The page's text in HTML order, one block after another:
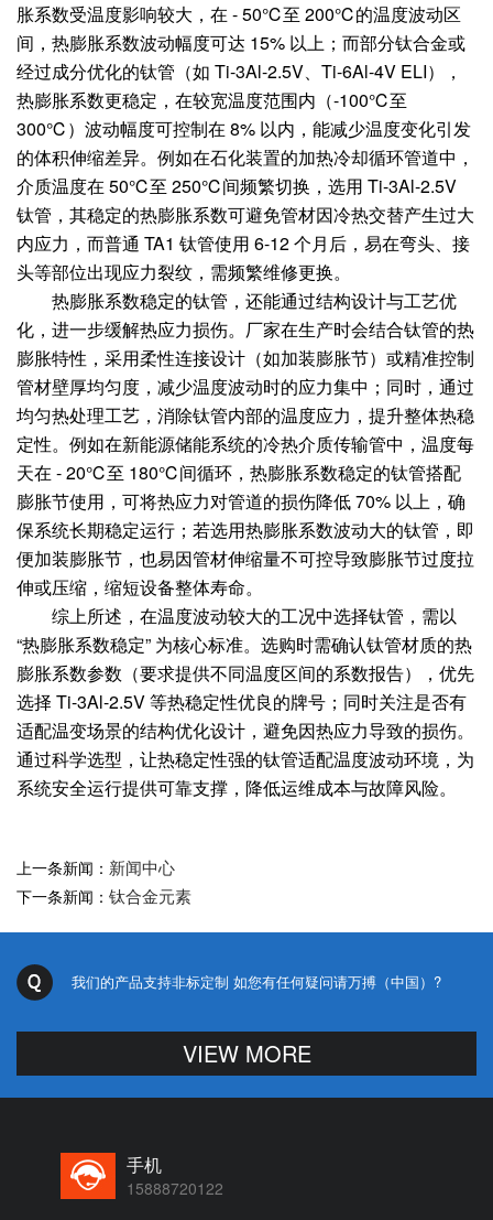
胀系数受温度影响较大，在 - 50℃至 200℃的温度波动区
间，热膨胀系数波动幅度可达 15% 以上；而部分钛合金或
经过成分优化的钛管（如 Ti-3Al-2.5V、Ti-6Al-4V ELI），
热膨胀系数更稳定，在较宽温度范围内（-100℃至
300℃）波动幅度可控制在 8% 以内，能减少温度变化引发
的体积伸缩差异。例如在石化装置的加热冷却循环管道中，
介质温度在 50℃至 250℃间频繁切换，选用 Ti-3Al-2.5V
钛管，其稳定的热膨胀系数可避免管材因冷热交替产生过大
内应力，而普通 TA1 钛管使用 6-12 个月后，易在弯头、接
头等部位出现应力裂纹，需频繁维修更换。
热膨胀系数稳定的钛管，还能通过结构设计与工艺优
化，进一步缓解热应力损伤。厂家在生产时会结合钛管的热
膨胀特性，采用柔性连接设计（如加装膨胀节）或精准控制
管材壁厚均匀度，减少温度波动时的应力集中；同时，通过
均匀热处理工艺，消除钛管内部的温度应力，提升整体热稳
定性。例如在新能源储能系统的冷热介质传输管中，温度每
天在 - 20℃至 180℃间循环，热膨胀系数稳定的钛管搭配
膨胀节使用，可将热应力对管道的损伤降低 70% 以上，确
保系统长期稳定运行；若选用热膨胀系数波动大的钛管，即
便加装膨胀节，也易因管材伸缩量不可控导致膨胀节过度拉
伸或压缩，缩短设备整体寿命。
综上所述，在温度波动较大的工况中选择钛管，需以
“热膨胀系数稳定” 为核心标准。选购时需确认钛管材质的热
膨胀系数参数（要求提供不同温度区间的系数报告），优先
选择 Ti-3Al-2.5V 等热稳定性优良的牌号；同时关注是否有
适配温变场景的结构优化设计，避免因热应力导致的损伤。
通过科学选型，让热稳定性强的钛管适配温度波动环境，为
系统安全运行提供可靠支撑，降低运维成本与故障风险。
上一条新闻： 新闻中心
下一条新闻： 钛合金元素
我们的产品支持非标定制 如您有任何疑问请万搏（中国）?
VIEW MORE
手机
15888720122